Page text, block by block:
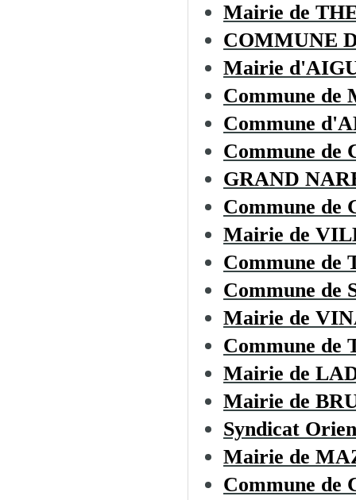
Mairie de
COMMUNE
Mairie
Commune de
Commune
Commune de
GRAND
Commune de
Mairie de
Commune de
Commune de
Mairie de
Commune de
Mairie de
Mairie de
Syndicat
Mairie de
Commune de